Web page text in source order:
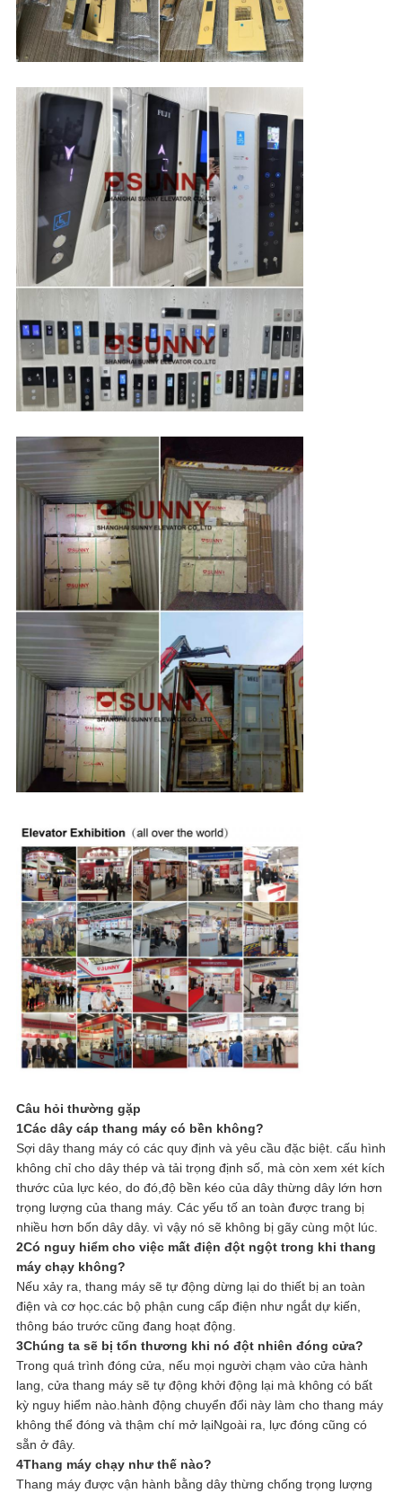
Câu hỏi thường gặp
1Các dây cáp thang máy có bền không?
Sợi dây thang máy có các quy định và yêu cầu đặc biệt. cấu hình
không chỉ cho dây thép và tải trọng định số, mà còn xem xét kích
thước của lực kéo, do đó,độ bền kéo của dây thừng dây lớn hơn
trọng lượng của thang máy. Các yếu tố an toàn được trang bị
nhiều hơn bốn dây dây. vì vậy nó sẽ không bị gãy cùng một lúc.
2Có nguy hiểm cho việc mất điện đột ngột trong khi thang
máy chạy không?
Nếu xảy ra, thang máy sẽ tự động dừng lại do thiết bị an toàn
điện và cơ học.các bộ phận cung cấp điện như ngắt dự kiến,
thông báo trước cũng đang hoạt động.
3Chúng ta sẽ bị tổn thương khi nó đột nhiên đóng cửa?
Trong quá trình đóng cửa, nếu mọi người chạm vào cửa hành
lang, cửa thang máy sẽ tự động khởi động lại mà không có bất
kỳ nguy hiểm nào.hành động chuyển đổi này làm cho thang máy
không thể đóng và thậm chí mở lạiNgoài ra, lực đóng cũng có
sẵn ở đây.
4Thang máy chạy như thế nào?
Thang máy được vận hành bằng dây thừng chống trọng lượng